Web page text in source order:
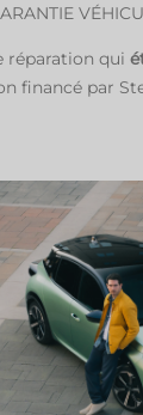
réparation qui
financé par